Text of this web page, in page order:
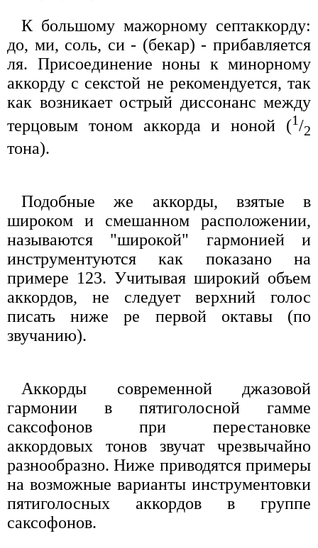
К большому мажорному септаккорду:
до, ми, соль, си - (бекар) - прибавляется
ля. Присоединение ноны к минорному
аккорду с секстой не рекомендуется, так
как возникает острый диссонанс между
терцовым тоном аккорда и ноной (1/2
тона).
Подобные же аккорды, взятые в
широком и смешанном расположении,
называются "широкой" гармонией и
инструментуются как показано на
примере 123. Учитывая широкий объем
аккордов, не следует верхний голос
писать ниже ре первой октавы (по
звучанию).
Аккорды современной джазовой
гармонии в пятиголосной гамме
саксофонов при перестановке
аккордовых тонов звучат чрезвычайно
разнообразно. Ниже приводятся примеры
на возможные варианты инструментовки
пятиголосных аккордов в группе
саксофонов.